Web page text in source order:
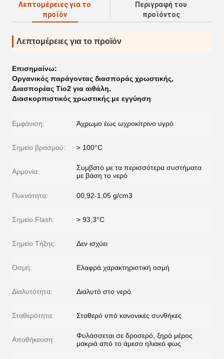
Λεπτομέρειες για το
προϊόν
Περιγραφή του
προϊόντος
Λεπτομέρειες για το προϊόν
Επισημαίνω:
Οργανικός παράγοντας διασποράς χρωστικής,
Διασπορέας Tio2 για αιθάλη,
Διασκορπιστικός χρωστικής με εγγύηση
Εμφάνιση: Άχρωμο έως ωχροκίτρινο υγρό
Σημείο βρασμού: > 100°C
Αρμονία:
Συμβατό με τα περισσότερα συστήματα
με βάση το νερό
Πυκνότητα: 00,92-1,05 g/cm3
Σημείο Flash: > 93,3°C
Σημείο Τήξης: Δεν ισχύει
Οσμή: Ελαφρά χαρακτηριστική οσμή
Διαλυτότητα: Διαλυτό στο νερό
Σταθερότητα: Σταθερό υπό κανονικές συνθήκες
Αποθήκευση:
Φυλάσσεται σε δροσερό, ξηρό μέρος
μακριά από το άμεσο ηλιακό φως